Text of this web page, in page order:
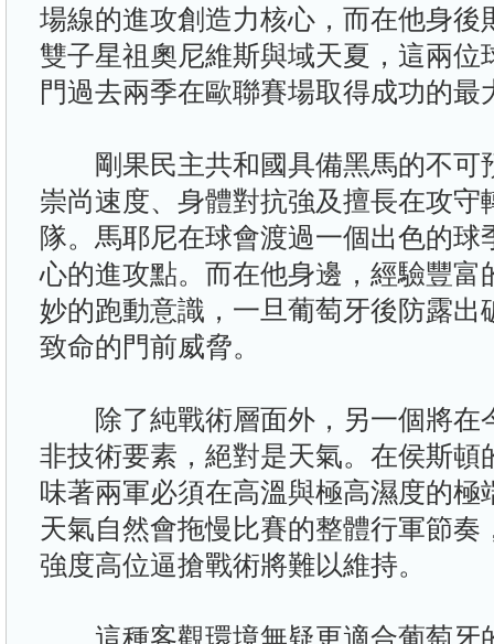
場線的進攻創造力核心，而在他身後
雙子星祖奧尼維斯與域天夏，這兩位
門過去兩季在歐聯賽場取得成功的最
剛果民主共和國具備黑馬的不可
崇尚速度、身體對抗強及擅長在攻守
隊。馬耶尼在球會渡過一個出色的球
心的進攻點。而在他身邊，經驗豐富
妙的跑動意識，一旦葡萄牙後防露出
致命的門前威脅。
除了純戰術層面外，另一個將在
非技術要素，絕對是天氣。在侯斯頓
味著兩軍必須在高溫與極高濕度的極
天氣自然會拖慢比賽的整體行軍節奏
強度高位逼搶戰術將難以維持。
這種客觀環境無疑更適合葡萄牙